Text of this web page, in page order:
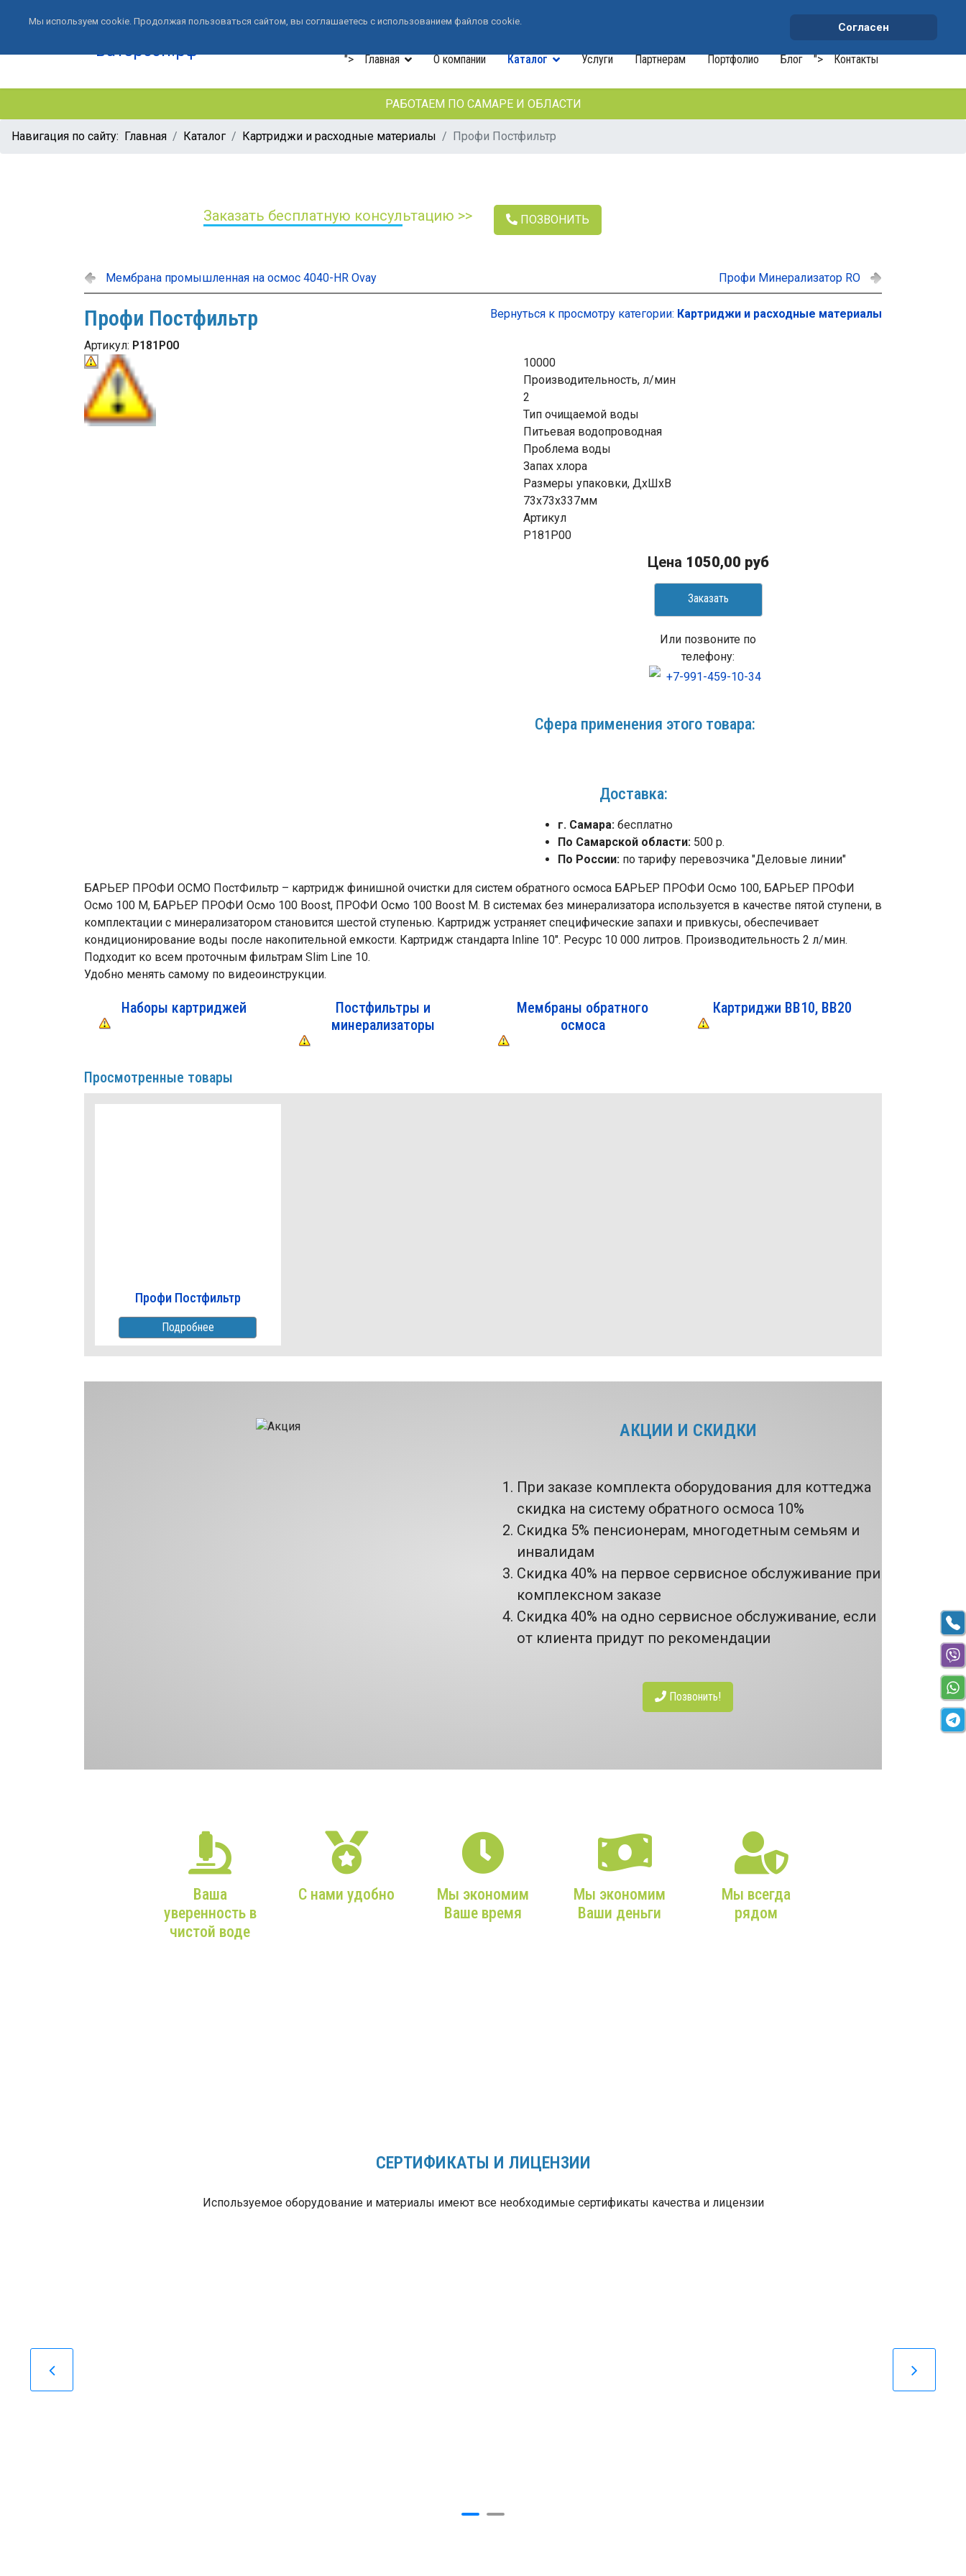
+7 (846) 33-490-33 waterson-s@ya.ru
"> Главная О компании Каталог Услуги Партнерам Портфолио Блог "> Контакты
РАБОТАЕМ ПО САМАРЕ И ОБЛАСТИ
Навигация по сайту: Главная Каталог Картриджи и расходные материалы Профи Постфильтр
Заказать бесплатную консультацию >> ПОЗВОНИТЬ
Мембрана промышленная на осмос 4040-HR Ovay Профи Минерализатор RO
Вернуться к просмотру категории: Картриджи и расходные материалы
Профи Постфильтр
Артикул: Р181Р00
10000
Производительность, л/мин
2
Тип очищаемой воды
Питьевая водопроводная
Проблема воды
Запах хлора
Размеры упаковки, ДхШхВ
73x73x337мм
Артикул
Р181Р00
Цена 1050,00 руб
Заказать
Или позвоните по
телефону:
+7-991-459-10-34
Сфера применения этого товара:
Доставка:
г. Самара:бесплатно
По Самарской области:500 р.
По России:по тарифу перевозчика "Деловые линии"
БАРЬЕР ПРОФИ ОСМО ПостФильтр – картридж финишной очистки для систем обратного осмоса БАРЬЕР ПРОФИ Осмо 100, БАРЬЕР ПРОФИ
Осмо 100 М, БАРЬЕР ПРОФИ Осмо 100 Boost, ПРОФИ Осмо 100 Boost М. В системах без минерализатора используется в качестве пятой ступени, в
комплектации с минерализатором становится шестой ступенью. Картридж устраняет специфические запахи и привкусы, обеспечивает
кондиционирование воды после накопительной емкости. Картридж стандарта Inline 10". Ресурс 10 000 литров. Производительность 2 л/мин.
Подходит ко всем проточным фильтрам Slim Line 10.
Удобно менять самому по видеоинструкции.
Наборы картриджей
Постфильтры и
минерализаторы
Мембраны обратного
осмоса
Картриджи ВВ10, ВВ20
Просмотренные товары
Профи Постфильтр
Подробнее
АКЦИИ И СКИДКИ
При заказе комплекта оборудования для коттеджа
скидка на систему обратного осмоса 10%
Скидка 5% пенсионерам, многодетным семьям и
инвалидам
Скидка 40% на первое сервисное обслуживание при
комплексном заказе
Скидка 40% на одно сервисное обслуживание, если
от клиента придут по рекомендации
Позвонить!
Ваша
уверенность в
чистой воде
С нами удобно
Мы экономим
Ваше время
Мы экономим
Ваши деньги
Мы всегда
рядом
СЕРТИФИКАТЫ И ЛИЦЕНЗИИ
Используемое оборудование и материалы имеют все необходимые сертификаты качества и лицензии
Мы используем cookie. Продолжая пользоваться сайтом, вы соглашаетесь с использованием файлов cookie. Согласен